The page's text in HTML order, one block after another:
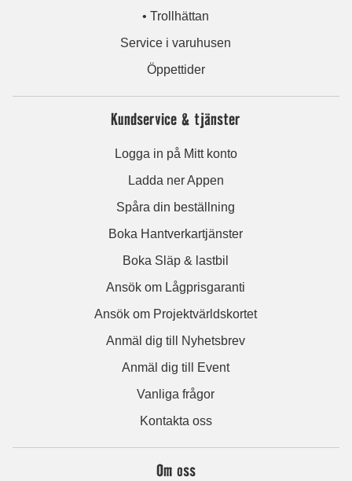
• Trollhättan
Service i varuhusen
Öppettider
Kundservice & tjänster
Logga in på Mitt konto
Ladda ner Appen
Spåra din beställning
Boka Hantverkartjänster
Boka Släp & lastbil
Ansök om Lågprisgaranti
Ansök om Projektvärldskortet
Anmäl dig till Nyhetsbrev
Anmäl dig till Event
Vanliga frågor
Kontakta oss
Om oss